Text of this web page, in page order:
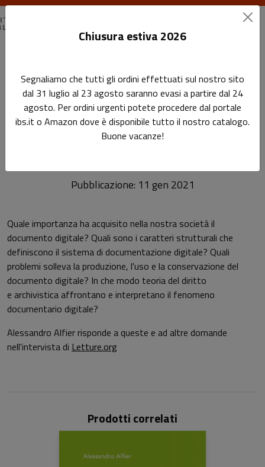
L'importanza della documentazione digitale
L'importanza della
documentazione digitale
Sottotitolo non presente
Pubblicazione: 11 gen 2021
Quale importanza ha acquisito nella nostra società il
documento digitale? Quali sono i caratteri strutturali che
definiscono il sistema di documentazione digitale? Quali
problemi solleva la produzione, l'uso e la conservazione del
documento digitale? In che modo teoria del diritto
e archivistica affrontano e interpretano il fenomeno
documentario digitale?
Alessandro Alfier risponde a queste e ad altre domande
nell'intervista di Letture.org
Prodotti correlati
Chiusura estiva 2026
Segnaliamo che tutti gli ordini effettuati sul nostro sito
dal 31 luglio al 23 agosto saranno evasi a partire dal 24
agosto. Per ordini urgenti potete procedere dal portale
ibs.it o Amazon dove è disponibile tutto il nostro catalogo.
Buone vacanze!